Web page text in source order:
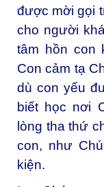
được mời gọi
cho người
tâm hồn con
Con cảm tạ
dù con yếu
biết học nơi
lòng tha thứ
con, như
kiện.